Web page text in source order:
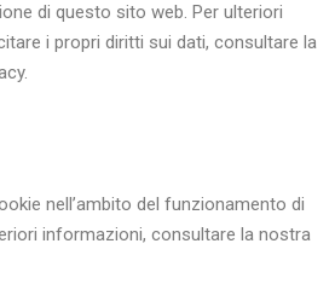
di questo sito web. Per ulteriori
i propri diritti sui dati, consultare la
nell’ambito del funzionamento di
informazioni, consultare la nostra